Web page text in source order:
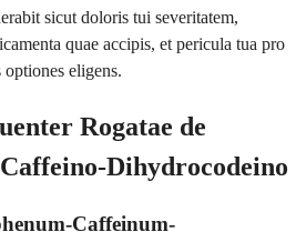
sicut doloris tui severitatem,
quae accipis, et pericula tua pro
eligens.
Rogatae de
Dihydrocodeino
Caffeinum-